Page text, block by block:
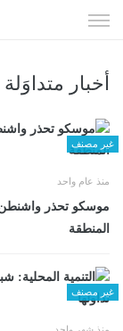
الى
أخبار متداوَلة
غير مصنف
منذ عام واحد
موسكو تحذر
المنطقة
غير مصنف